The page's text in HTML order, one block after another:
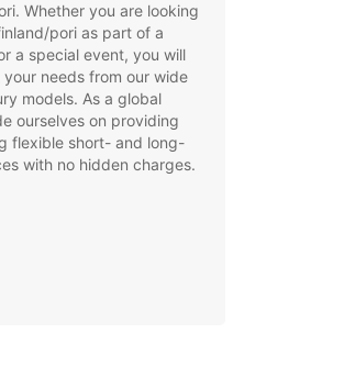
Whether you are looking
pori as part of a
a special event, you will
needs from our wide
models. As a global
ourselves on providing
flexible short- and long-
with no hidden charges.